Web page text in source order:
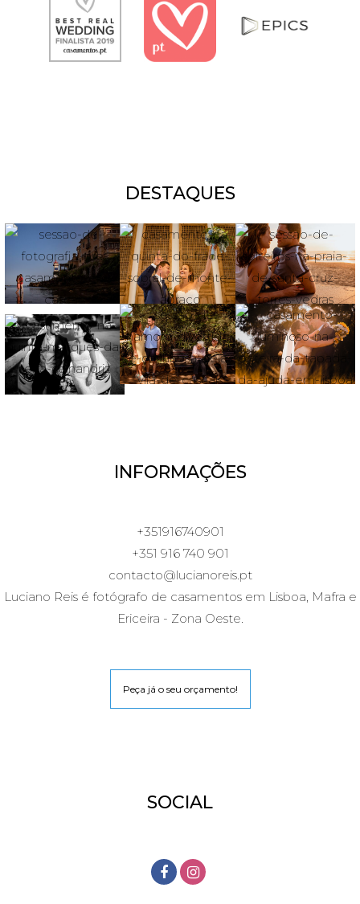
DESTAQUES
INFORMAÇÕES
+351916740901
+351 916 740 901
contacto@lucianoreis.pt
Luciano Reis é fotógrafo de casamentos em Lisboa, Mafra e
Ericeira - Zona Oeste.
Peça já o seu orçamento!
SOCIAL